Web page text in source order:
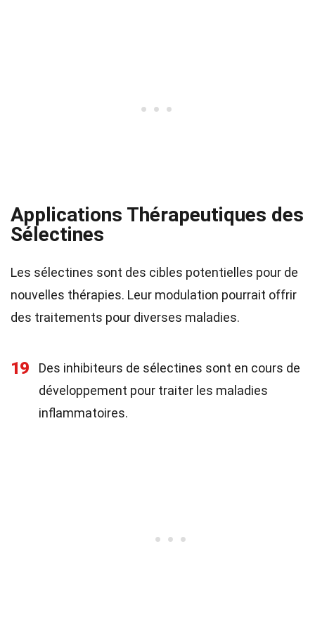
Applications Thérapeutiques des
Sélectines
Les sélectines sont des cibles potentielles pour de
nouvelles thérapies. Leur modulation pourrait offrir
des traitements pour diverses maladies.
19
Des inhibiteurs de sélectines sont en cours de
développement pour traiter les maladies
inflammatoires.